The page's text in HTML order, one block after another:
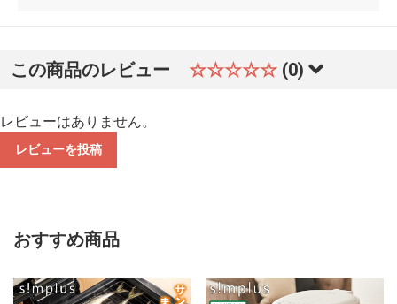
この商品のレビュー ☆☆☆☆☆ (0)
レビューはありません。
レビューを投稿
おすすめ商品